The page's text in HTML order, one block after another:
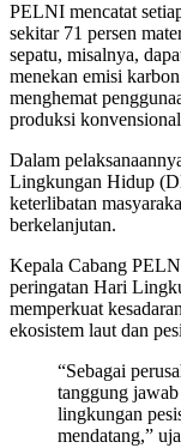
PELNI mencatat
sekitar 71 persen
sepatu, misalnya,
menekan emisi
menghemat
produksi
Dalam
Lingkungan Hidup
keterlibatan
berkelanjutan.
Kepala Cabang
peringatan Hari
memperkuat
ekosistem laut dan
“Sebagai
tanggung
lingkungan
mendatang,”